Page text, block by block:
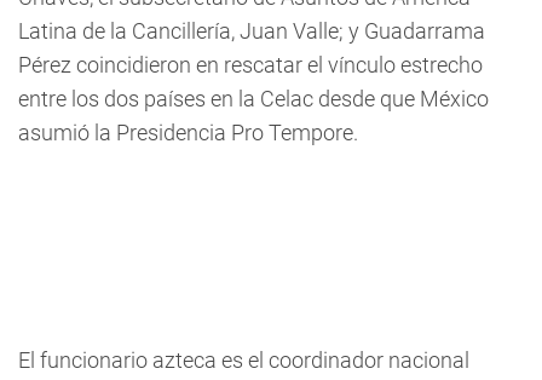
Latina de la Cancillería, Juan Valle; y Guadarrama
Pérez coincidieron en rescatar el vínculo estrecho
entre los dos países en la Celac desde que México
asumió la Presidencia Pro Tempore.
El funcionario azteca es el coordinador nacional